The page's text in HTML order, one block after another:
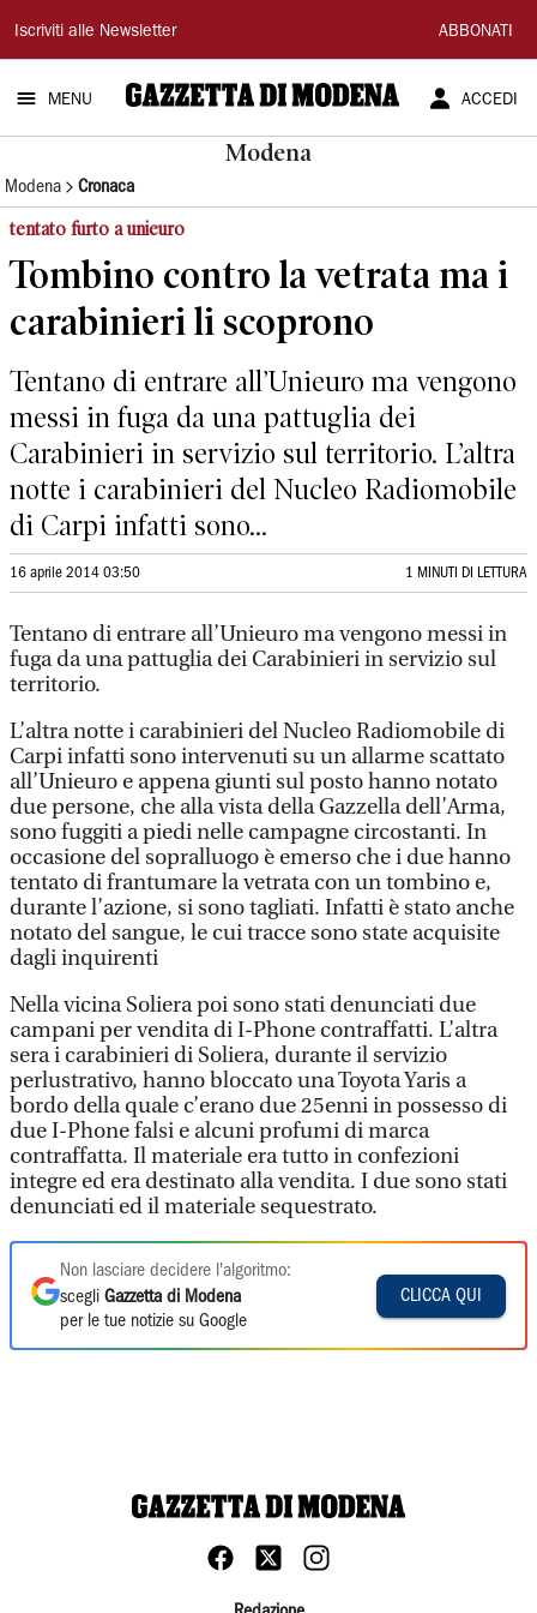
Gazzetta
di
Modena
Iscriviti alle Newsletter ABBONATI
MENU ACCEDI
Modena
Modena Cronaca
tentato furto a unieuro
Tombino contro la vetrata ma i
carabinieri li scoprono
Tentano di entrare all’Unieuro ma vengono
messi in fuga da una pattuglia dei
Carabinieri in servizio sul territorio. L’altra
notte i carabinieri del Nucleo Radiomobile
di Carpi infatti sono...
16 aprile 2014 03:50 1 MINUTI DI LETTURA
Tentano di entrare all’Unieuro ma vengono messi in
fuga da una pattuglia dei Carabinieri in servizio sul
territorio.
L’altra notte i carabinieri del Nucleo Radiomobile di
Carpi infatti sono intervenuti su un allarme scattato
all’Unieuro e appena giunti sul posto hanno notato
due persone, che alla vista della Gazzella dell’Arma,
sono fuggiti a piedi nelle campagne circostanti. In
occasione del sopralluogo è emerso che i due hanno
tentato di frantumare la vetrata con un tombino e,
durante l’azione, si sono tagliati. Infatti è stato anche
notato del sangue, le cui tracce sono state acquisite
dagli inquirenti
Nella vicina Soliera poi sono stati denunciati due
campani per vendita di I-Phone contraffatti. L’altra
sera i carabinieri di Soliera, durante il servizio
perlustrativo, hanno bloccato una Toyota Yaris a
bordo della quale c’erano due 25enni in possesso di
due I-Phone falsi e alcuni profumi di marca
contraffatta. Il materiale era tutto in confezioni
integre ed era destinato alla vendita. I due sono stati
denunciati ed il materiale sequestrato.
Non lasciare decidere l'algoritmo:
scegli Gazzetta di Modena
per le tue notizie su Google
CLICCA QUI